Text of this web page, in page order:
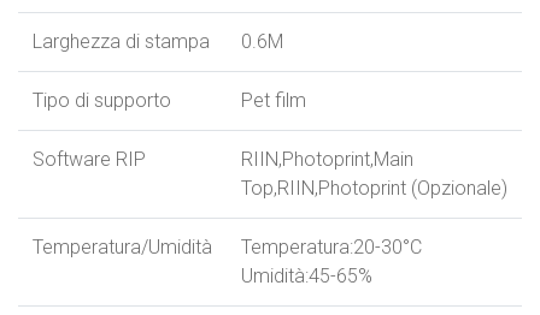
Larghezza di stampa 0.6M
Tipo di supporto Pet film
Software RIP
RIIN,Photoprint,Main
Top,RIIN,Photoprint (Opzionale)
Temperatura/Umidità
Temperatura:20-30°C
Umidità:45-65%